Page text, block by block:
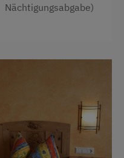
und in der
Nächtigungsabgabe)